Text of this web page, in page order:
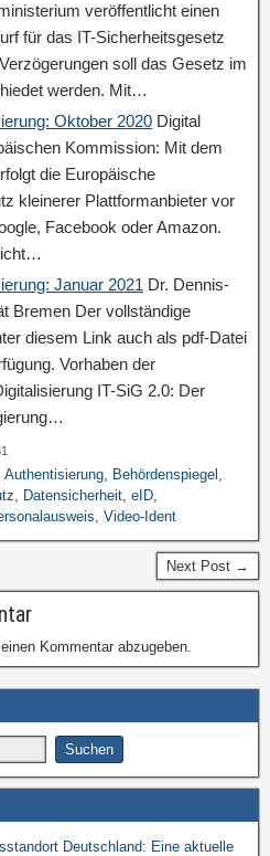
veröffentlicht einen
für das IT-Sicherheitsgesetz
soll das Gesetz im
werden. Mit…
Oktober 2020 Digital
Kommission: Mit dem
die Europäische
kleinerer Plattformanbieter vor
Facebook oder Amazon.
Januar 2021 Dr. Dennis-
Bremen Der vollständige
diesem Link auch als pdf-Datei
Vorhaben der
IT-SiG 2.0: Der
Authentisierung, Behördenspiegel ,
, Datensicherheit, eID,
, Video-Ident
Next Post →
Kommentar abzugeben.
Deutschland: Eine aktuelle